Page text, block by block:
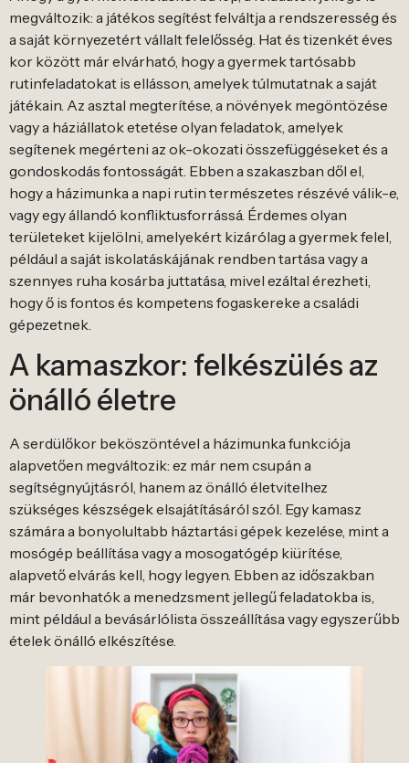
megváltozik: a játékos segítést felváltja a rendszeresség és
a saját környezetért vállalt felelősség. Hat és tizenkét éves
kor között már elvárható, hogy a gyermek tartósabb
rutinfeladatokat is ellásson, amelyek túlmutatnak a saját
játékain. Az asztal megterítése, a növények megöntözése
vagy a háziállatok etetése olyan feladatok, amelyek
segítenek megérteni az ok-okozati összefüggéseket és a
gondoskodás fontosságát. Ebben a szakaszban dől el,
hogy a házimunka a napi rutin természetes részévé válik-e,
vagy egy állandó konfliktusforrássá. Érdemes olyan
területeket kijelölni, amelyekért kizárólag a gyermek felel,
például a saját iskolatáskájának rendben tartása vagy a
szennyes ruha kosárba juttatása, mivel ezáltal érezheti,
hogy ő is fontos és kompetens fogaskereke a családi
gépezetnek.
A kamaszkor: felkészülés az
önálló életre
A serdülőkor beköszöntével a házimunka funkciója
alapvetően megváltozik: ez már nem csupán a
segítségnyújtásról, hanem az önálló életvitelhez
szükséges készségek elsajátításáról szól. Egy kamasz
számára a bonyolultabb háztartási gépek kezelése, mint a
mosógép beállítása vagy a mosogatógép kiürítése,
alapvető elvárás kell, hogy legyen. Ebben az időszakban
már bevonhatók a menedzsment jellegű feladatokba is,
mint például a bevásárlólista összeállítása vagy egyszerűbb
ételek önálló elkészítése.